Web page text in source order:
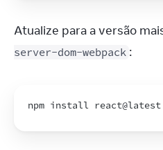
Atualize para a versão
server-dom-webpack :
npm install react@latest